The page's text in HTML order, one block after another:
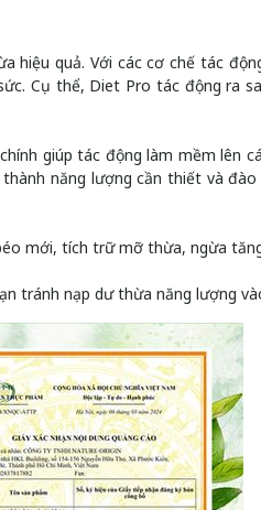
quả. Với các cơ chế tác
Cụ thể, Diet Pro tác động ra
giúp tác động làm mềm lên
năng lượng cần thiết và
mới, tích trữ mỡ thừa, ngừa
tránh nạp dư thừa năng lượng